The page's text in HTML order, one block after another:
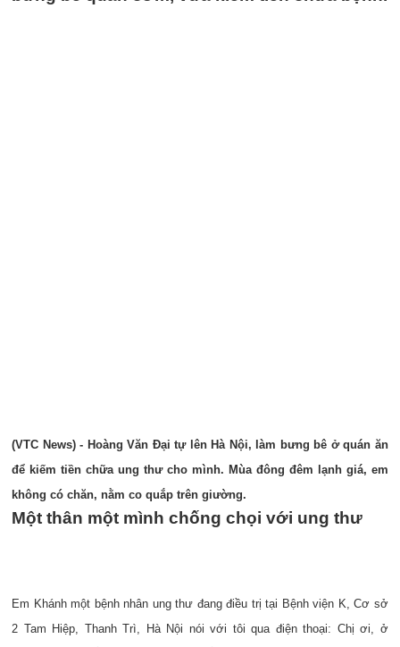
(VTC News) - Hoàng Văn Đại tự lên Hà Nội, làm bưng bê ở quán ăn
để kiếm tiền chữa ung thư cho mình. Mùa đông đêm lạnh giá, em
không có chăn, nằm co quắp trên giường.
Một thân một mình chống chọi với ung thư
Em Khánh một bệnh nhân ung thư đang điều trị tại Bệnh viện K, Cơ sở
2 Tam Hiệp, Thanh Trì, Hà Nội nói với tôi qua điện thoại: Chị ơi, ở